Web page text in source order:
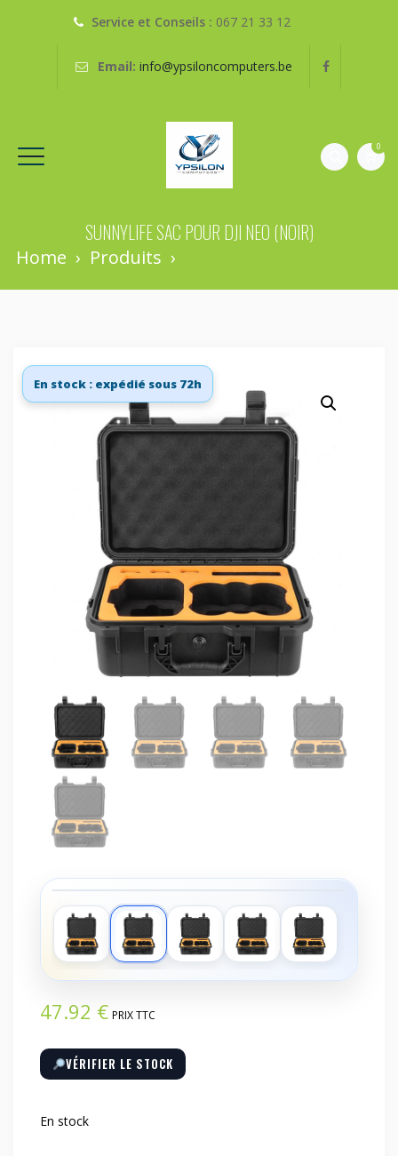
Service et Conseils : 067 21 33 12
Email: info@ypsiloncomputers.be
0
SUNNYLIFE SAC POUR DJI NEO (NOIR)
Home › Produits ›
En stock : expédié sous 72h
‹ ›
47.92 € PRIX TTC
VÉRIFIER LE STOCK
En stock